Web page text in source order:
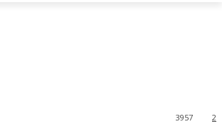
2
3957